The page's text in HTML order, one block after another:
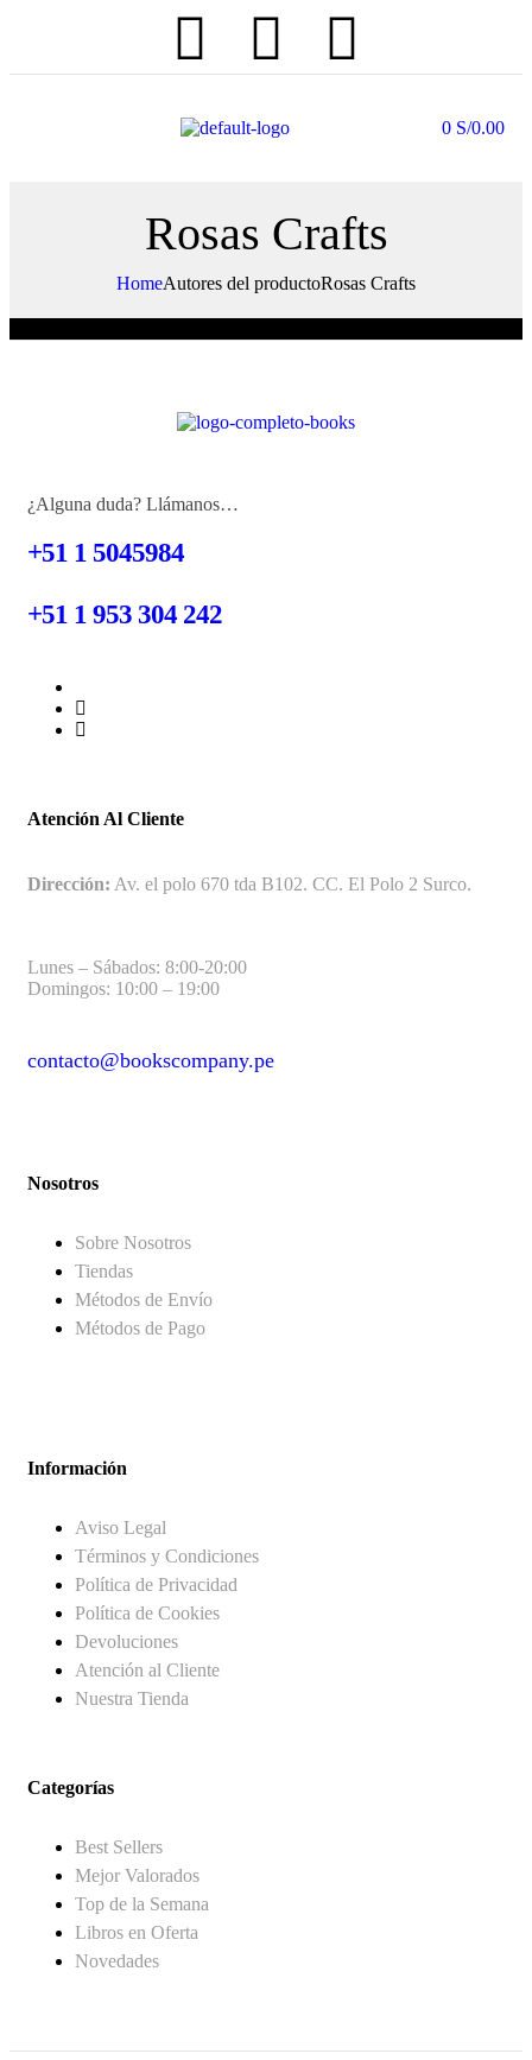
0 S/0.00
Rosas Crafts
HomeAutores del productoRosas Crafts
¿Alguna duda? Llámanos…
+51 1 5045984
+51 1 953 304 242
Atención Al Cliente
Dirección: Av. el polo 670 tda B102. CC. El Polo 2 Surco.
Lunes – Sábados: 8:00-20:00
Domingos: 10:00 – 19:00
contacto@bookscompany.pe
Nosotros
Sobre Nosotros
Tiendas
Métodos de Envío
Métodos de Pago
Información
Aviso Legal
Términos y Condiciones
Política de Privacidad
Política de Cookies
Devoluciones
Atención al Cliente
Nuestra Tienda
Categorías
Best Sellers
Mejor Valorados
Top de la Semana
Libros en Oferta
Novedades